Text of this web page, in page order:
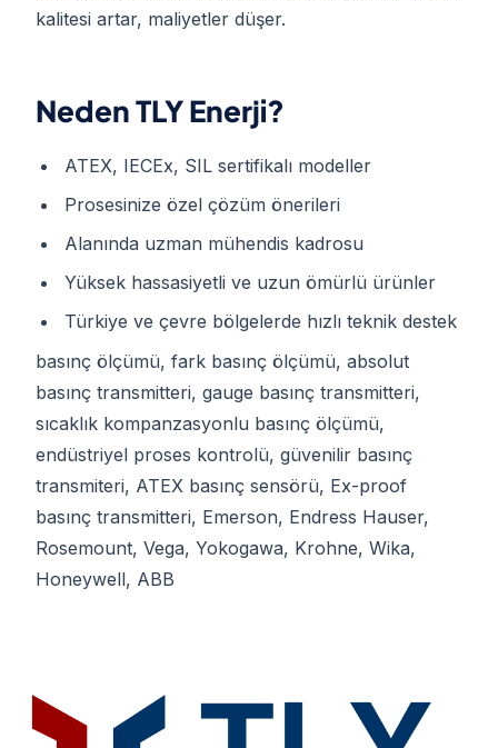
kalitesi artar, maliyetler düşer.
Neden TLY Enerji?
ATEX, IECEx, SIL sertifikalı modeller
Prosesinize özel çözüm önerileri
Alanında uzman mühendis kadrosu
Yüksek hassasiyetli ve uzun ömürlü ürünler
Türkiye ve çevre bölgelerde hızlı teknik destek
basınç ölçümü, fark basınç ölçümü, absolut
basınç transmitteri, gauge basınç transmitteri,
sıcaklık kompanzasyonlu basınç ölçümü,
endüstriyel proses kontrolü, güvenilir basınç
transmiteri, ATEX basınç sensörü, Ex-proof
basınç transmitteri, Emerson, Endress Hauser,
Rosemount, Vega, Yokogawa, Krohne, Wika,
Honeywell, ABB